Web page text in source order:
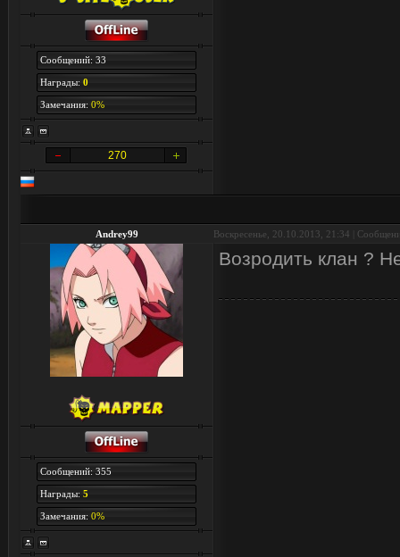
Сообщений: 33
Награды: 0
Замечания: 0%
270
Andrey99 Воскресенье, 20.10.2013, 21:34 |
Сообщений: 355
Награды: 5
Замечания: 0%
Возродить клан ?